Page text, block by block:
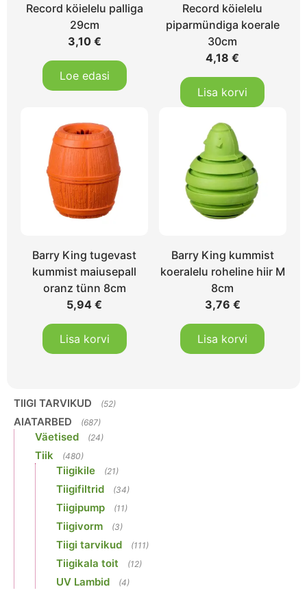
Record köielelu palliga
29cm
3,10 €
Loe edasi
Record köielelu
piparmündiga koerale
30cm
4,18€
Lisa korvi
Barry King tugevast
kummist maiusepall
oranz tünn 8cm
5,94€
Lisa korvi
Barry King kummist
koeralelu roheline hiir M
8cm
3,76 €
Lisa korvi
TIIGI TARVIKUD (52)
AIATARBED (687)
Väetised (24)
Tiik (480)
Tiigikile (21)
Tiigifiltrid (34)
Tiigipump (11)
Tiigivorm (3)
Tiigi tarvikud (111)
Tiigikala toit (12)
UV Lambid (4)